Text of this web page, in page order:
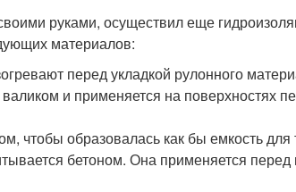
руками, осуществил еще
материалов:
перед укладкой рулонного
и применяется на поверхностях
чтобы образовалась как бы емкость для
бетоном. Она применяется